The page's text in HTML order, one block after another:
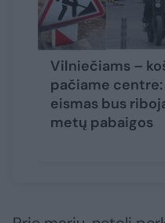
Vilniečiams –
pačiame
eismas bus
metų pabaigos